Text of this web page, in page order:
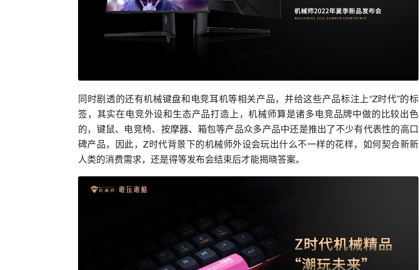
同时剧透的还有机械键盘和电竞耳机等相关产品，并给这些产品标注上“Z时代”的标
签，其实在电竞外设和生态产品打造上，机械师算是诸多电竞品牌中做的比较出色
的，键鼠、电竞椅、按摩器、箱包等产品众多产品中还是推出了不少有代表性的高口
碑产品，因此，Z时代背景下的机械师外设会玩出什么不一样的花样，如何契合新新
人类的消费需求，还是得等发布会结束后才能揭晓答案。